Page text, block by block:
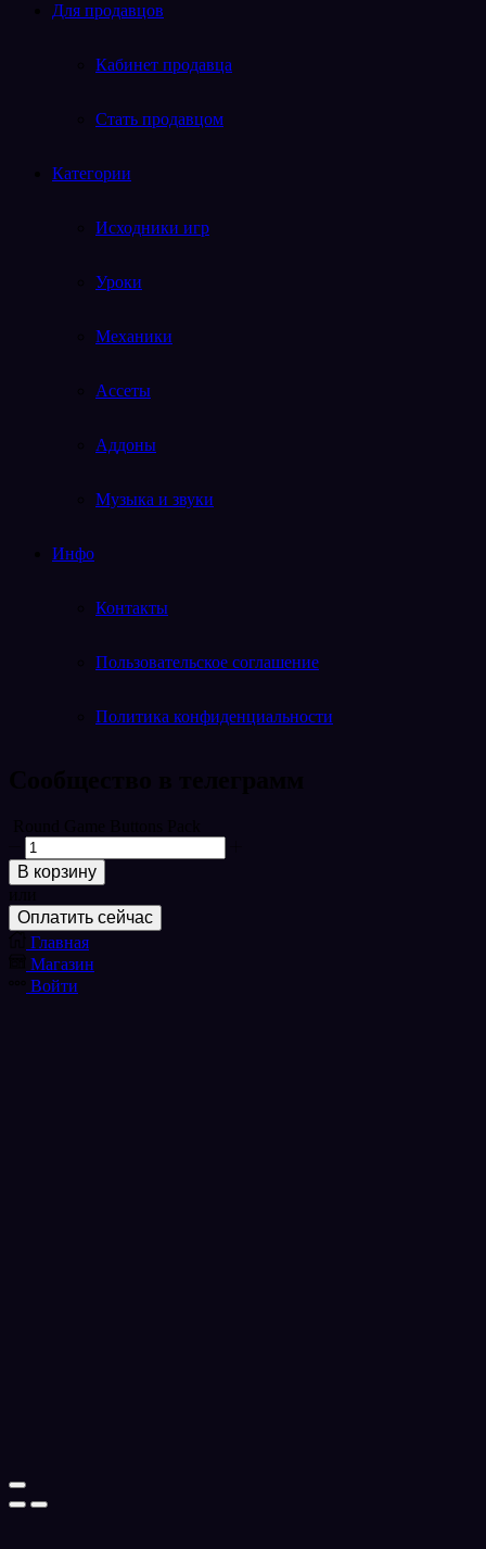
Для продавцов
Кабинет продавца
Стать продавцом
Категории
Исходники игр
Уроки
Механики
Ассеты
Аддоны
Музыка и звуки
Инфо
Контакты
Пользовательское соглашение
Политика конфиденциальности
Количество
товара
Round
Game
Buttons
Pack
В корзину
Оплатить сейчас
Главная
Магазин
Войти